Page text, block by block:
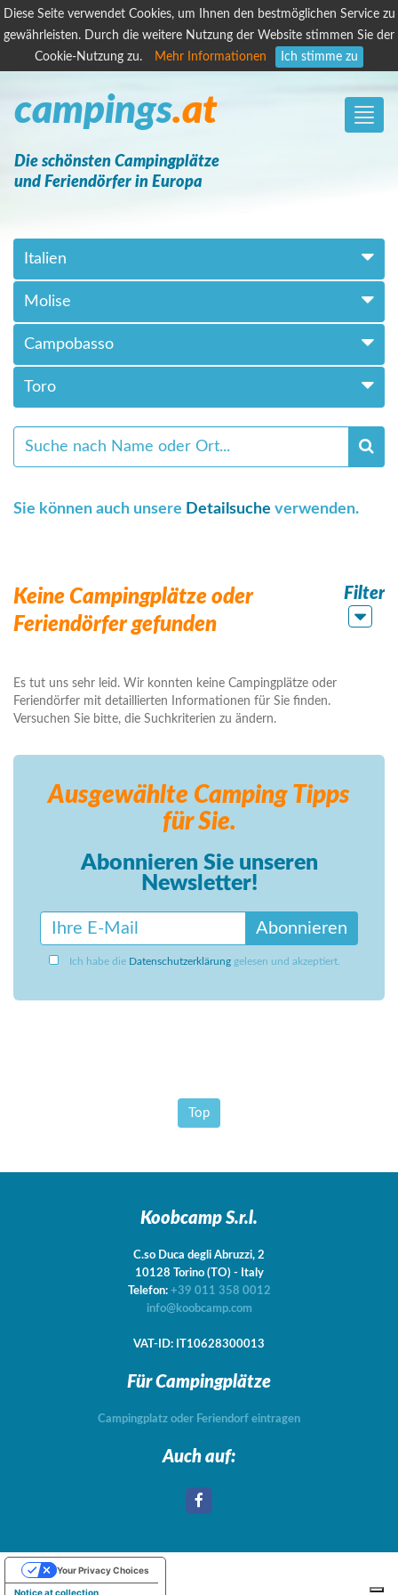
Diese Seite verwendet Cookies, um Ihnen den bestmöglichen Service zu
gewährleisten. Durch die weitere Nutzung der Website stimmen Sie der
Cookie-Nutzung zu.
Mehr Informationen Ich stimme zu
Toggle
campings.at
Die schönsten Campingplätze
und Feriendörfer in Europa
Italien
Molise
Campobasso
Toro
Sie können auch unsere Detailsuche verwenden.
Keine Campingplätze oder
Feriendörfer gefunden
Filter
Es tut uns sehr leid. Wir konnten keine Campingplätze oder
Feriendörfer mit detaillierten Informationen für Sie finden.
Versuchen Sie bitte, die Suchkriterien zu ändern.
Ausgewählte Camping Tipps
für Sie.
Abonnieren Sie unseren
Newsletter!
Abonnieren
Ich habe die Datenschutzerklärung gelesen und akzeptiert.
Top
Koobcamp S.r.l.
C.so Duca degli Abruzzi, 2
10128 Torino (TO) - Italy
Telefon: +39 011 358 0012
info@koobcamp.com
VAT-ID: IT10628300013
Für Campingplätze
Campingplatz oder Feriendorf eintragen
Auch auf:
Notice at collection
Your Privacy Choices